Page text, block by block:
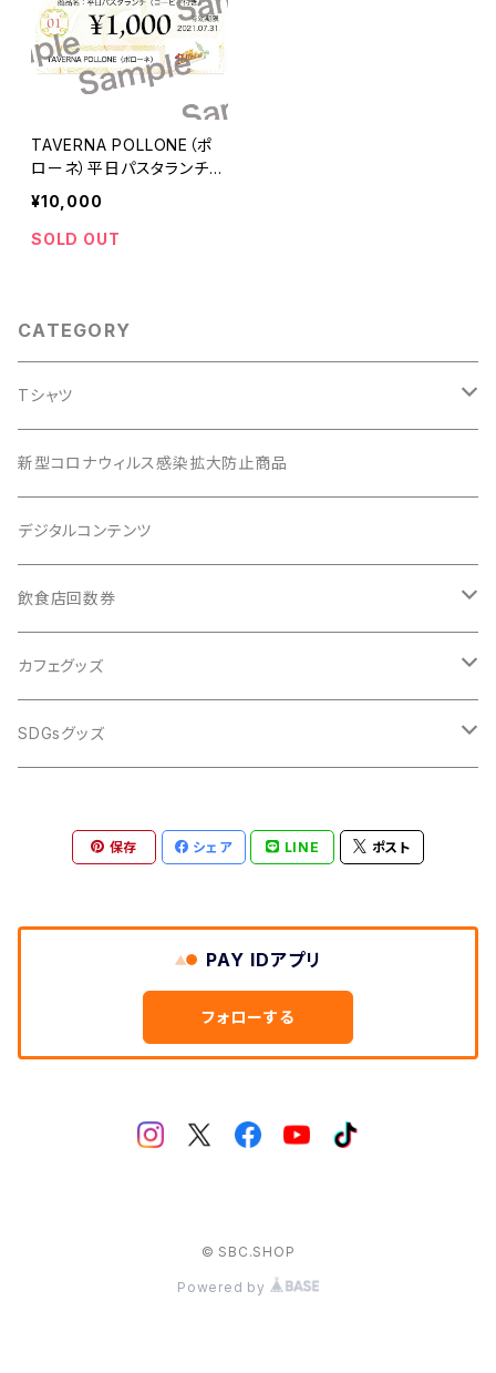
TAVERNA POLLONE（ポ
ローネ）平日パスタランチ
（コーヒー付き）回数券(10
枚綴り)
¥10,000
SOLD OUT
CATEGORY
Tシャツ
18区エリアTシャツ
SBC.Tシャツ
野良ITシャツ
新型コロナウィルス感染拡大防止商品
デジタルコンテンツ
飲食店回数券
横浜市中区
カフェグッズ
SIDE BEACH COFFEE
SDGsグッズ
SBC.'s SDGs
保存 シェア LINE ポスト
PAY IDアプリ
フォローする
© SBC.SHOP
Powered by